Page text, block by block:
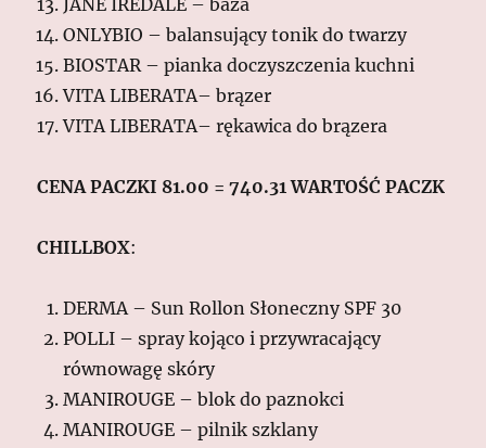
JANE IREDALE – baza
ONLYBIO – balansujący tonik do twarzy
BIOSTAR – pianka doczyszczenia kuchni
VITA LIBERATA– brązer
VITA LIBERATA– rękawica do brązera
CENA PACZKI 81.00 = 740.31 WARTOŚĆ PACZK
CHILLBOX:
DERMA – Sun Rollon Słoneczny SPF 30
POLLI – spray kojąco i przywracający
równowagę skóry
MANIROUGE – blok do paznokci
MANIROUGE – pilnik szklany